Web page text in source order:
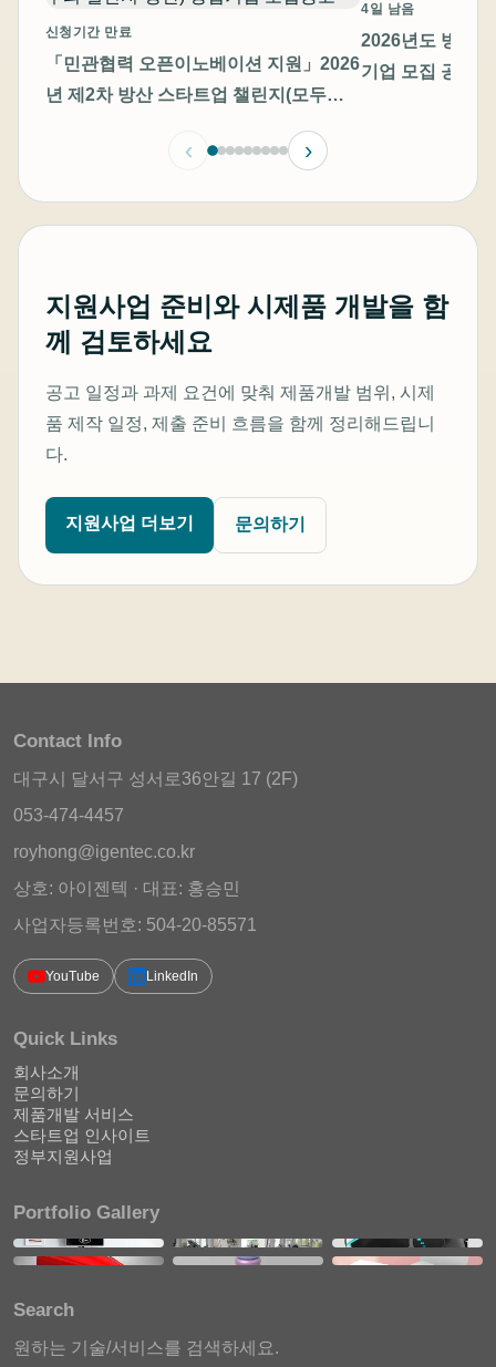
신청기간 만료
「민관협력 오픈이노베이션 지원」2026
년 제2차 방산 스타트업 챌린지(모두의
4일 남음
2026년도 방산
기업 모집 공고
‹ ›
지원사업 준비와 시제품 개발을 함
께 검토하세요
공고 일정과 과제 요건에 맞춰 제품개발 범위, 시제
품 제작 일정, 제출 준비 흐름을 함께 정리해드립니
다.
지원사업 더보기 문의하기
Contact Info
대구시 달서구 성서로36안길 17 (2F)
053-474-4457
royhong@igentec.co.kr
상호: 아이젠텍 · 대표: 홍승민
사업자등록번호: 504-20-85571
YouTube LinkedIn
Quick Links
회사소개
문의하기
제품개발 서비스
스타트업 인사이트
정부지원사업
Portfolio Gallery
Search
원하는 기술/서비스를 검색하세요.